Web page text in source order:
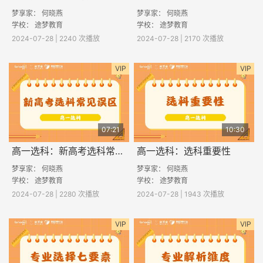
梦享家： 何晓燕
学校： 途梦教育
2024-07-28 | 2240 次播放
梦享家： 何晓燕
学校： 途梦教育
2024-07-28 | 2170 次播放
VIP
07:21
高一选科：新高考选科常见误区
梦享家： 何晓燕
学校： 途梦教育
2024-07-28 | 2280 次播放
VIP
10:30
高一选科：选科重要性
梦享家： 何晓燕
学校： 途梦教育
2024-07-28 | 1943 次播放
VIP VIP